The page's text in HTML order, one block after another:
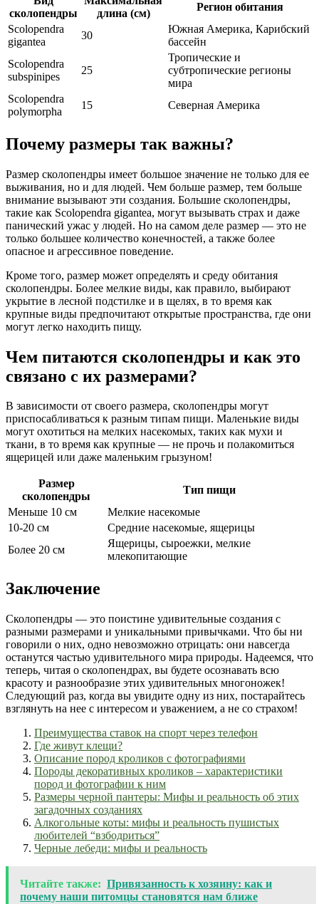
сколопендры
длина (см)
Регион обитания
Scolopendra
gigantea
30
Южная Америка, Карибский
бассейн
Scolopendra
subspinipes
25
Тропические и
субтропические регионы
мира
Scolopendra
polymorpha
15 Северная Америка
Почему размеры так важны?
Размер сколопендры имеет большое значение не только для ее
выживания, но и для людей. Чем больше размер, тем больше
внимание вызывают эти создания. Большие сколопендры,
такие как Scolopendra gigantea, могут вызывать страх и даже
панический ужас у людей. Но на самом деле размер — это не
только большее количество конечностей, а также более
опасное и агрессивное поведение.
Кроме того, размер может определять и среду обитания
сколопендры. Более мелкие виды, как правило, выбирают
укрытие в лесной подстилке и в щелях, в то время как
крупные виды предпочитают открытые пространства, где они
могут легко находить пищу.
Чем питаются сколопендры и как это
связано с их размерами?
В зависимости от своего размера, сколопендры могут
приспосабливаться к разным типам пищи. Маленькие виды
могут охотиться на мелких насекомых, таких как мухи и
ткани, в то время как крупные — не прочь и полакомиться
ящерицей или даже маленьким грызуном!
Размер
сколопендры
Тип пищи
Меньше 10 см
Мелкие насекомые
10-20 см
Средние насекомые, ящерицы
Более 20 см
Ящерицы, сыроежки, мелкие
млекопитающие
Заключение
Сколопендры — это поистине удивительные создания с
разными размерами и уникальными привычками. Что бы ни
говорили о них, одно невозможно отрицать: они навсегда
останутся частью удивительного мира природы. Надеемся, что
теперь, читая о сколопендрах, вы будете осознавать всю
красоту и разнообразие этих удивительных многоножек!
Следующий раз, когда вы увидите одну из них, постарайтесь
взглянуть на нее с интересом и уважением, а не со страхом!
Преимущества ставок на спорт через телефон
Где живут клещи?
Описание пород кроликов с фотографиями
Породы декоративных кроликов – характеристики
пород и фотографии к ним
Размеры черной пантеры: Мифы и реальность об этих
загадочных созданиях
Алкогольные коты: мифы и реальность пушистых
любителей “взбодриться”
Черные лебеди: мифы и реальность
Читайте также: Привязанность к хозяину: как и
почему наши питомцы становятся нам ближе